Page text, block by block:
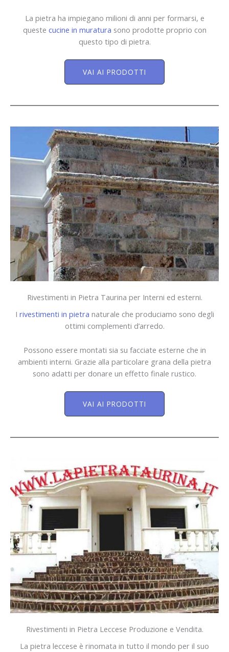
La pietra ha impiegano milioni di anni per formarsi, e
queste cucine in muratura sono prodotte proprio con
questo tipo di pietra.
VAI AI PRODOTTI
Rivestimenti in Pietra Taurina per Interni ed esterni.
I rivestimenti in pietra naturale che produciamo sono degli
ottimi complementi d’arredo.
Possono essere montati sia su facciate esterne che in
ambienti interni. Grazie alla particolare grana della pietra
sono adatti per donare un effetto finale rustico.
VAI AI PRODOTTI
Rivestimenti in Pietra Leccese Produzione e Vendita.
La pietra leccese è rinomata in tutto il mondo per il suo